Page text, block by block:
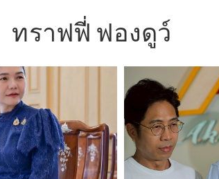
ทราฟฟี่ ฟองดูว์